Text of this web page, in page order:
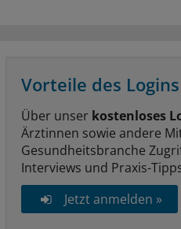
Vorteile des Logins
Über unser kostenloses
Ärztinnen sowie andere
Gesundheitsbranche
Interviews und Praxis-
Jetzt anmelden »